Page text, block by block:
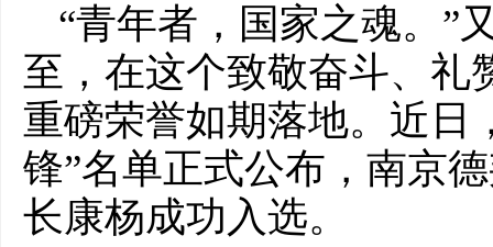
“青年者，国家之魂。”
至，在这个致敬奋斗、礼
重磅荣誉如期落地。近日
锋”名单正式公布，南京
长康杨成功入选。